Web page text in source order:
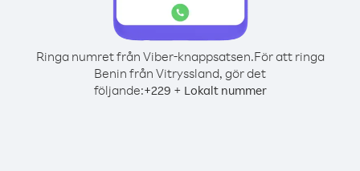
Ringa numret från Viber-knappsatsen.För att ringa
Benin från Vitryssland, gör det
följande:+229 + Lokalt nummer